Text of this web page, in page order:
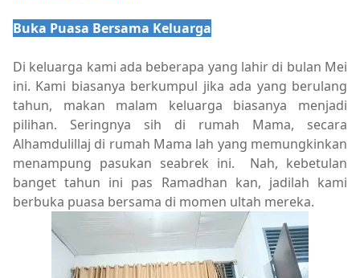
Buka Puasa Bersama Keluarga
Di keluarga kami ada beberapa yang lahir di bulan Mei
ini. Kami biasanya berkumpul jika ada yang berulang
tahun, makan malam keluarga biasanya menjadi
pilihan. Seringnya sih di rumah Mama, secara
Alhamdulillaj di rumah Mama lah yang memungkinkan
menampung pasukan seabrek ini. Nah, kebetulan
banget tahun ini pas Ramadhan kan, jadilah kami
berbuka puasa bersama di momen ultah mereka.